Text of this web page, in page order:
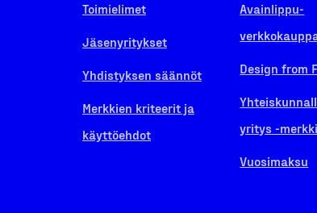
Toimielimet
Jäsenyritykset
Yhdistyksen säännöt
Merkkien kriteerit ja
käyttöehdot
Avainlippu-
Design from
yritys -merkki
Vuosimaksu